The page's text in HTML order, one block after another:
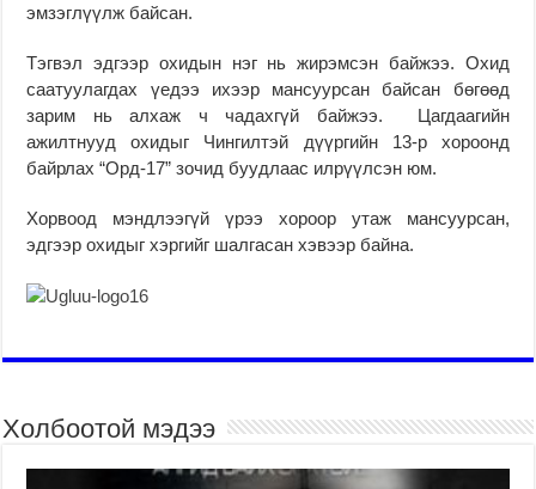
эмзэглүүлж байсан.
Тэгвэл эдгээр охидын нэг нь жирэмсэн байжээ. Охид
саатуулагдах үедээ ихээр мансуурсан байсан бөгөөд
зарим нь алхаж ч чадахгүй байжээ. Цагдаагийн
ажилтнууд охидыг Чингилтэй дүүргийн 13-р хороонд
байрлах “Орд-17” зочид буудлаас илрүүлсэн юм.
Хорвоод мэндлээгүй үрээ хороор утаж мансуурсан,
эдгээр охидыг хэргийг шалгасан хэвээр байна.
Холбоотой мэдээ